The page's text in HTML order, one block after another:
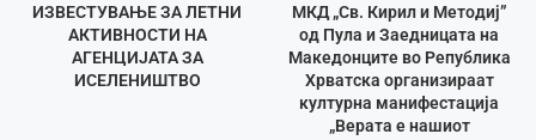
ИЗВЕСТУВАЊЕ ЗА ЛЕТНИ
АКТИВНОСТИ НА
АГЕНЦИЈАТА ЗА
ИСЕЛЕНИШТВО
МКД „Св. Кирил и Методиј”
од Пула и Заедницата на
Македонците во Република
Хрватска организираат
културна манифестација
„Верата е нашиот